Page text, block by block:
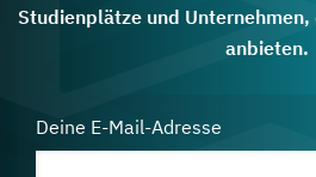
Studienplätze und
anbieten.
Deine E-Mail-Adresse